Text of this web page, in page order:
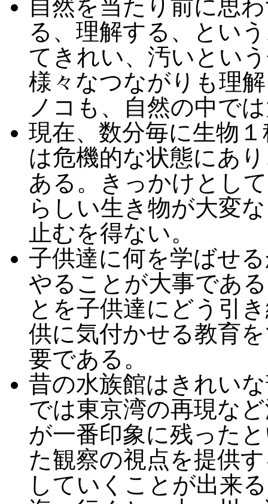
自然を当たり前に思
る、理解する、とい
てきれい、汚いとい
様々なつながりも理
ノコも、自然の中で
現在、数分毎に生物
は危機的な状態にあ
ある。きっかけとし
らしい生き物が大変
止むを得ない。
子供達に何を学ばせ
やることが大事であ
とを子供達にどう引
供に気付かせる教育
要である。
昔の水族館はきれい
では東京湾の再現な
が一番印象に残った
た観察の視点を提供
していくことが出来